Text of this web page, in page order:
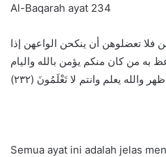
Al-Baqarah ayat 234
فلا تعضلوهن أن ينكحن الواعهن إذا
به من كان منكم يؤمن بالله واليام
والله يعلم وانتم لا تَعْلَمُونَ (۲۳۲)
Semua ayat ini adalah jelas